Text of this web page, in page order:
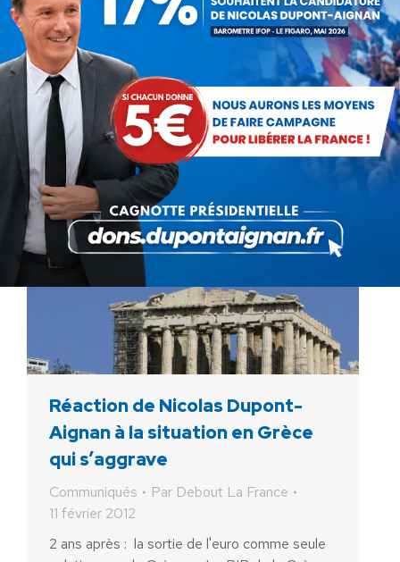
Hier après-midi se tenaient dans toute
l'Europe des manifestations contre le traité
ACTA. Plusieurs dizaines de milliers
d'européens, particulièrement en Allemagne
et dans les Etats d'Europe de l'Est, ont fait…
Réaction de Nicolas Dupont-
Aignan à la situation en Grèce
qui s’aggrave
Communiqués Par Debout La France
11 février 2012
2 ans après : la sortie de l'euro comme seule